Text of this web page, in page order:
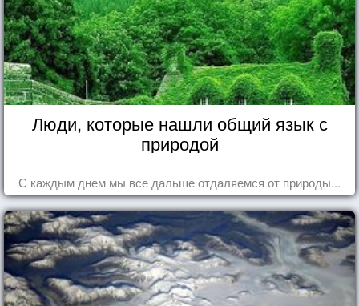
Люди, которые нашли общий язык с
природой
С каждым днем мы все дальше отдаляемся от природы...